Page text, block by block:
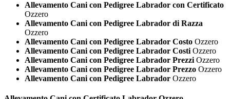
Allevamento Cani con Pedigree Labrador con Certificato
Ozzero
Allevamento Cani con Pedigree Labrador di Razza
Ozzero
Allevamento Cani con Pedigree Labrador Costo Ozzero
Allevamento Cani con Pedigree Labrador Costi Ozzero
Allevamento Cani con Pedigree Labrador Prezzi Ozzero
Allevamento Cani con Pedigree Labrador Prezzo Ozzero
Allevamento Cani con Pedigree Labrador Ozzero